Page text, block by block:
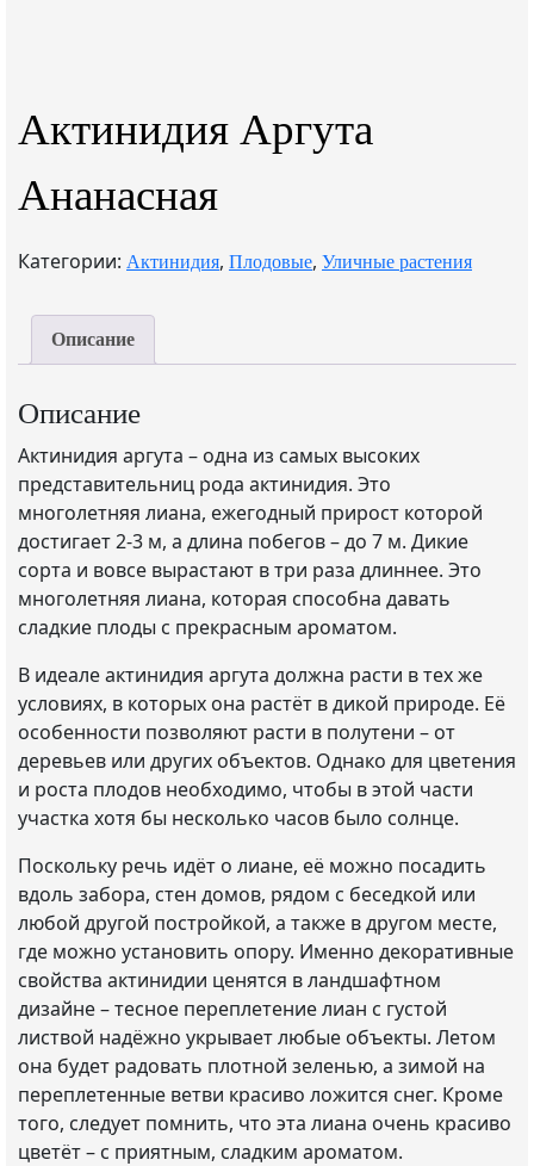
Актинидия Аргута
Ананасная
Категории: Актинидия, Плодовые, Уличные растения
Описание
Описание
Актинидия аргута – одна из самых высоких
представительниц рода актинидия. Это
многолетняя лиана, ежегодный прирост которой
достигает 2-3 м, а длина побегов – до 7 м. Дикие
сорта и вовсе вырастают в три раза длиннее. Это
многолетняя лиана, которая способна давать
сладкие плоды с прекрасным ароматом.
В идеале актинидия аргута должна расти в тех же
условиях, в которых она растёт в дикой природе. Её
особенности позволяют расти в полутени – от
деревьев или других объектов. Однако для цветения
и роста плодов необходимо, чтобы в этой части
участка хотя бы несколько часов было солнце.
Поскольку речь идёт о лиане, её можно посадить
вдоль забора, стен домов, рядом с беседкой или
любой другой постройкой, а также в другом месте,
где можно установить опору. Именно декоративные
свойства актинидии ценятся в ландшафтном
дизайне – тесное переплетение лиан с густой
листвой надёжно укрывает любые объекты. Летом
она будет радовать плотной зеленью, а зимой на
переплетенные ветви красиво ложится снег. Кроме
того, следует помнить, что эта лиана очень красиво
цветёт – с приятным, сладким ароматом.